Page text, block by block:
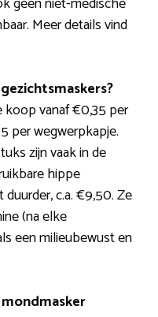
Meer details vind
koop vanaf €0,35 per
per wegwerpkapje.
zijn vaak in de
hippe
c.a. €9,50. Ze
(na elke
een milieubewust en